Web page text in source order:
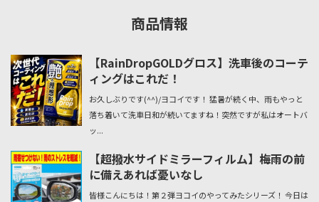
商品情報
【RainDropGOLDグロス】洗車後のコーテ
ィングはこれだ！
お久しぶりです(^^)/ヨコイです！ 猛暑が続く中、雨もやっと
落ち着いて洗車日和が続いてますね！突然ですが私はオートバ
ッ...
【超撥水サイドミラーフィルム】梅雨の前
に備えあれば憂いなし
皆様こんにちは！第２弾ヨコイのやってみたシリーズ！ 今日は